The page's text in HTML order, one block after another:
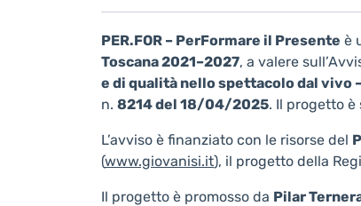
PER.FOR – PerFormare il Presente è
Toscana 2021–2027, a valere
e di qualità nello spettacolo dal vivo
n. 8214 del 18/04/2025. Il progetto
L’avviso è finanziato con le risorse del
(www.giovanisi.it), il progetto della
Il progetto è promosso da Pilar